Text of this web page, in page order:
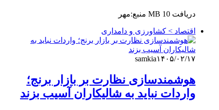
دریافت 10 MB منبع:مهر
اقتصاد > کشاورزی و دامداری
samkia۱۴۰۵/۰۲/۱۷
هوشمندسازی نظارت بر بازار برنج؛
واردات نباید به شالیکاران آسیب بزند